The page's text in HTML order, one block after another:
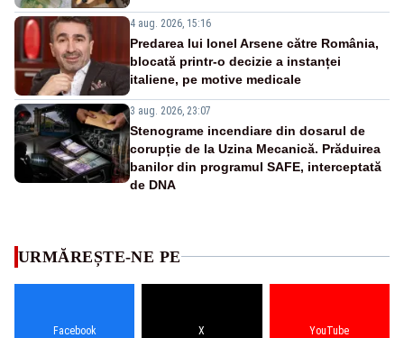
4 aug. 2026, 15:16
Predarea lui Ionel Arsene către România,
blocată printr-o decizie a instanței
italiene, pe motive medicale
3 aug. 2026, 23:07
Stenograme incendiare din dosarul de
corupție de la Uzina Mecanică. Prăduirea
banilor din programul SAFE, interceptată
de DNA
URMĂREȘTE-NE PE
Facebook X YouTube